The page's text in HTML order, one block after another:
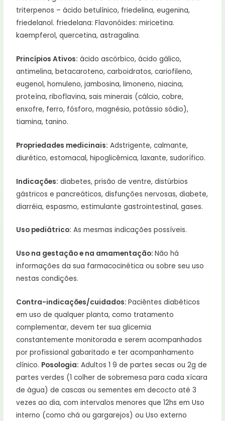
triterpenos – ácido betulínico, friedelina, eugenina,
friedelanol. friedelana: Flavonóides: miricetina.
kaempferol, quercetina, astragalina.
Princípios Ativos: ácido ascórbico, ácido gálico,
antimelina, betacaroteno, carboidratos, cariofileno,
eugenol, homuleno, jambosina, limoneno, niacina,
proteína, riboflavina, sais minerais (cálcio, cobre,
enxofre, ferro, fósforo, magnésio, potássio sódio),
tiamina, tanino.
Propriedades medicinais: Adstrigente, calmante,
diurético, estomacal, hipoglicêmica, laxante, sudorífico.
Indicações: diabetes, prisão de ventre, distúrbios
gástricos e pancreáticos, disfunções nervosas, diabete,
diarréia, espasmo, estimulante gastrointestinal, gases.
Uso pediátrico: As mesmas indicações possíveis.
Uso na gestação e na amamentação:Não há
informações da sua farmacocinética ou sobre seu uso
nestas condições.
Contra-indicações/cuidados:Paciêntes diabéticos
em uso de qualquer planta, como tratamento
complementar, devem ter sua glicemia
constantemente monitorada e serem acompanhados
por profissional gabaritado e ter acompanhamento
clínico. Posologia: Adultos 1 9 de partes secas ou 2g de
partes verdes (1 colher de sobremesa para cada xícara
de água) de cascas ou sementes em decocto até 3
vezes ao dia, com intervalos menores que 12hs em Uso
interno (como chá ou gargarejos) ou Uso externo